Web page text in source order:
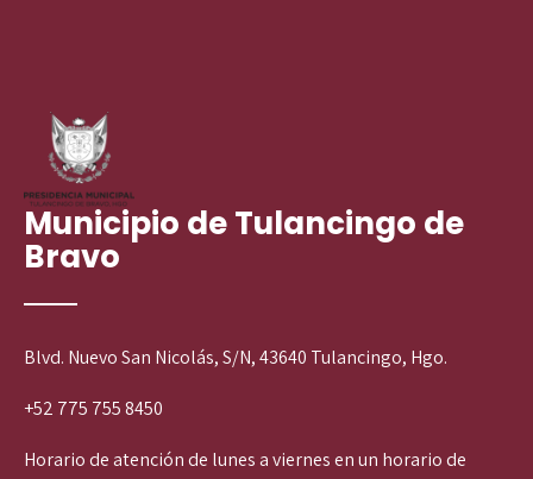
Municipio de Tulancingo de
Bravo
Blvd. Nuevo San Nicolás, S/N, 43640 Tulancingo, Hgo.
+52 775 755 8450
Horario de atención de lunes a viernes en un horario de